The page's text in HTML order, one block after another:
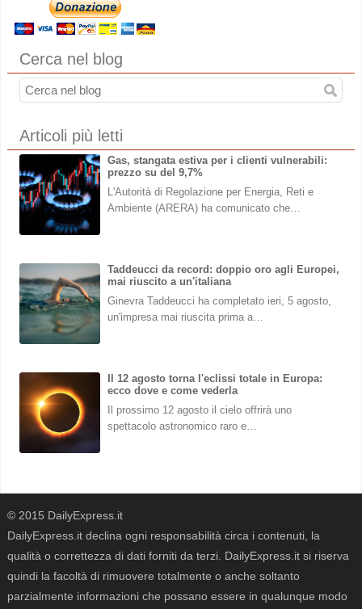
Cerca nel blog
Articoli più letti
Gas, stangata estiva per i clienti vulnerabili:
prezzo su del 9,7%
L'Autorità di Regolazione per Energia, Reti e
Ambiente (ARERA) ha comunicato che…
Taddeucci da record: doppio oro agli Europei,
mai riuscito a un'italiana
Ginevra Taddeucci ha completato ieri, 5 agosto,
un'impresa mai riuscita prima a…
Il 12 agosto torna l'eclissi totale in Europa:
ecco dove e come vederla
Il prossimo 12 agosto il cielo offrirà uno
spettacolo astronomico raro e…
© 2015 DailyExpress.it
DailyExpress.it declina ogni responsabilità circa i contenuti, la
qualità o correttezza di dati forniti da terzi. DailyExpress.it si riserva
quindi la facoltà di rimuovere totalmente o anche soltanto
parzialmente informazioni che possano essere in qualunque modo